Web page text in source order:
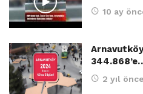
10 ay
2 yıl önce